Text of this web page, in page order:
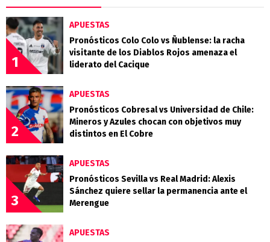
1
APUESTAS
Pronósticos Colo Colo vs Ñublense: la racha
visitante de los Diablos Rojos amenaza el
liderato del Cacique
2
APUESTAS
Pronósticos Cobresal vs Universidad de Chile:
Mineros y Azules chocan con objetivos muy
distintos en El Cobre
3
APUESTAS
Pronósticos Sevilla vs Real Madrid: Alexis
Sánchez quiere sellar la permanencia ante el
Merengue
APUESTAS